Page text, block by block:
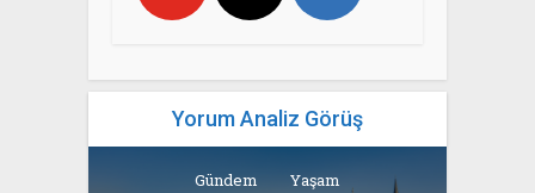
Yorum Analiz Görüş
Gündem
Yaşam